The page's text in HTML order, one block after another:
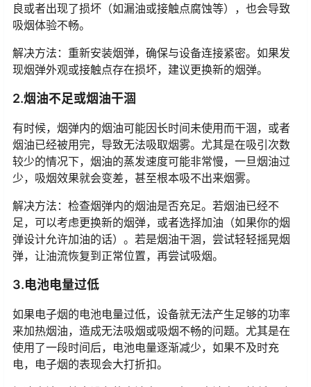
良或者出现了损坏（如漏油或接触点腐蚀等），也会导致
吸烟体验不畅。
解决方法：重新安装烟弹，确保与设备连接紧密。如果发
现烟弹外观或接触点存在损坏，建议更换新的烟弹。
2.烟油不足或烟油干涸
有时候，烟弹内的烟油可能因长时间未使用而干涸，或者
烟油已经被用完，导致无法吸取烟雾。尤其是在吸引次数
较少的情况下，烟油的蒸发速度可能非常慢，一旦烟油过
少，吸烟效果就会变差，甚至根本吸不出来烟雾。
解决方法：检查烟弹内的烟油是否充足。若烟油已经不
足，可以考虑更换新的烟弹，或者选择加油（如果你的烟
弹设计允许加油的话）。若是烟油干涸，尝试轻轻摇晃烟
弹，让油流恢复到正常位置，再尝试吸烟。
3.电池电量过低
如果电子烟的电池电量过低，设备就无法产生足够的功率
来加热烟油，造成无法吸烟或吸烟不畅的问题。尤其是在
使用了一段时间后，电池电量逐渐减少，如果不及时充
电，电子烟的表现会大打折扣。